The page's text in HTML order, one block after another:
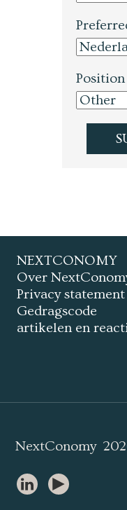
Position
NEXTCONOMY
Over
Privacy statement
Gedragscode
artikelen en
NextConomy